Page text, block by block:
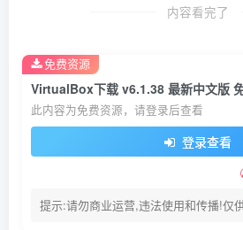
内容看完了
VirtualBox下载 v6.1.38 最新中文版
此内容为免费资源，请登录后查看
登录查看
提示:请勿商业运营,违法使用和传播!仅
免费资源